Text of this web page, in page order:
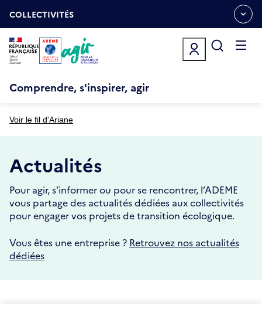
auOUVRIR
LE
MENU
ESPACE
COLLECTIVITÉS
Comprendre, s'inspirer, agir
Voir le fil d'Ariane
Actualités
Pour agir, s’informer ou pour se rencontrer, l’ADEME
vous partage des actualités dédiées aux collectivités
pour engager vos projets de transition écologique.
Vous êtes une entreprise ? Retrouvez nos actualités
dédiées